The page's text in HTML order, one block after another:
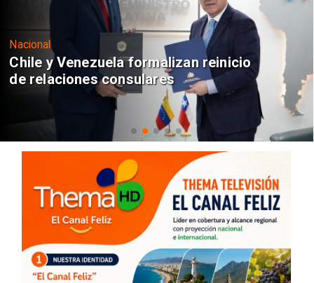
Nacional
Chile y Venezuela formalizan reinicio
de relaciones consulares